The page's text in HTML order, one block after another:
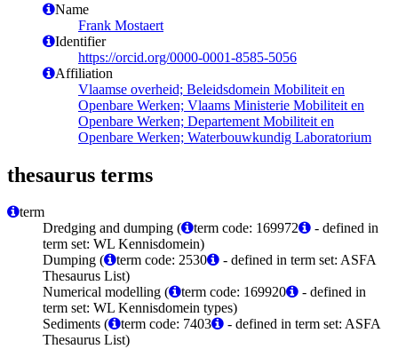
Name
Frank Mostaert
Identifier
https://orcid.org/0000-0001-8585-5056
Affiliation
Vlaamse overheid; Beleidsdomein Mobiliteit en
Openbare Werken; Vlaams Ministerie Mobiliteit en
Openbare Werken; Departement Mobiliteit en
Openbare Werken; Waterbouwkundig Laboratorium
thesaurus terms
term
Dredging and dumping (
term code: 169972
- defined in
term set: WL Kennisdomein)
Dumping (
term code: 2530
- defined in term set: ASFA
Thesaurus List)
Numerical modelling (
term code: 169920
- defined in
term set: WL Kennisdomein types)
Sediments (
term code: 7403
- defined in term set: ASFA
Thesaurus List)